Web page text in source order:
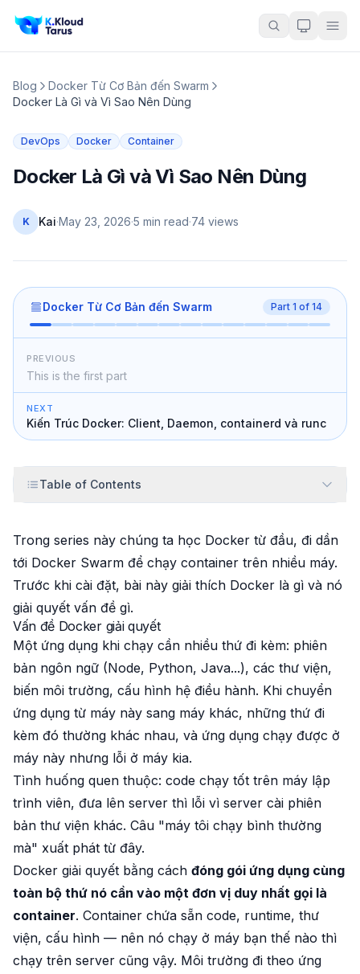
Blog
Docker Từ Cơ Bản đến Swarm
Docker Là Gì và Vì Sao Nên Dùng
DevOps Docker Container
Docker Là Gì và Vì Sao Nên Dùng
K Kai·May 23, 2026·5 min read·74 views
Docker Từ Cơ Bản đến Swarm Part 1 of 14
PREVIOUS
This is the first part
NEXT
Kiến Trúc Docker: Client, Daemon, containerd và runc
Table of Contents
Trong series này chúng ta học Docker từ đầu, đi dần
tới Docker Swarm để chạy container trên nhiều máy.
Trước khi cài đặt, bài này giải thích Docker là gì và nó
giải quyết vấn đề gì.
Vấn đề Docker giải quyết
Một ứng dụng khi chạy cần nhiều thứ đi kèm: phiên
bản ngôn ngữ (Node, Python, Java...), các thư viện,
biến môi trường, cấu hình hệ điều hành. Khi chuyển
ứng dụng từ máy này sang máy khác, những thứ đi
kèm đó thường khác nhau, và ứng dụng chạy được ở
máy này nhưng lỗi ở máy kia.
Tình huống quen thuộc: code chạy tốt trên máy lập
trình viên, đưa lên server thì lỗi vì server cài phiên
bản thư viện khác. Câu "máy tôi chạy bình thường
mà" xuất phát từ đây.
Docker giải quyết bằng cách đóng gói ứng dụng cùng
toàn bộ thứ nó cần vào một đơn vị duy nhất gọi là
container. Container chứa sẵn code, runtime, thư
viện, cấu hình — nên nó chạy ở máy bạn thế nào thì
chạy trên server cũng vậy. Môi trường đi theo ứng